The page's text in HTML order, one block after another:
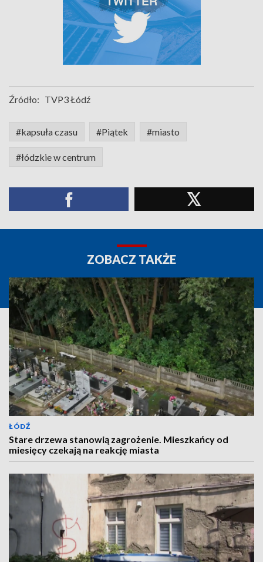
Źródło: TVP3 Łódź
#kapsuła czasu #Piątek #miasto
#łódzkie w centrum
ZOBACZ TAKŻE
ŁÓDŹ
Stare drzewa stanowią zagrożenie. Mieszkańcy od
miesięcy czekają na reakcję miasta